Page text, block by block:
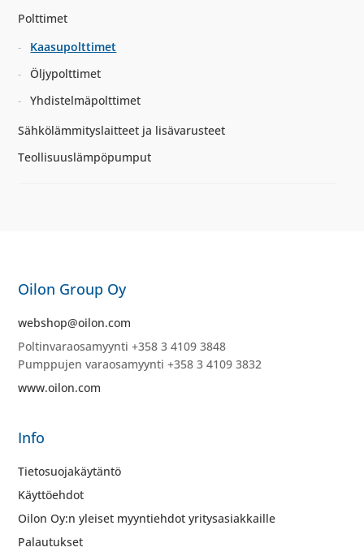
Polttimet
Kaasupolttimet
Öljypolttimet
Yhdistelmäpolttimet
Sähkölämmityslaitteet ja lisävarusteet
Teollisuuslämpöpumput
Oilon Group Oy
webshop@oilon.com
Poltinvaraosamyynti +358 3 4109 3848
Pumppujen varaosamyynti +358 3 4109 3832
www.oilon.com
Info
Tietosuojakäytäntö
Käyttöehdot
Oilon Oy:n yleiset myyntiehdot yritysasiakkaille
Palautukset